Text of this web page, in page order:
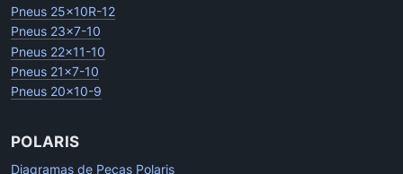
Pneus 25x10R-12
Pneus 23x7-10
Pneus 22x11-10
Pneus 21x7-10
Pneus 20x10-9
POLARIS
Diagramas de Pecas Polaris